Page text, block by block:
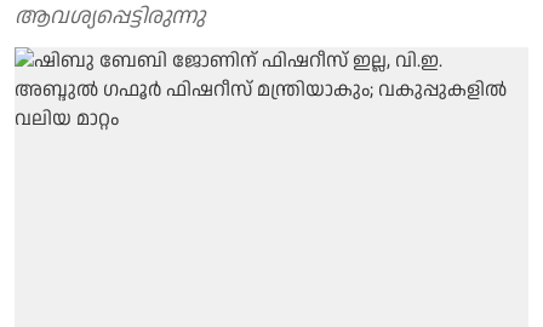
ആവശ്യപ്പെട്ടിരുന്നു